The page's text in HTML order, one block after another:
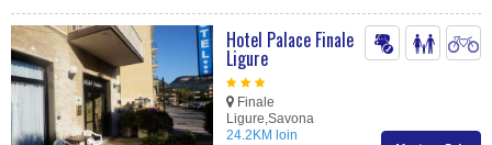
Hotel Palace Finale
Ligure
Finale
Ligure,Savona
24.2KM loin